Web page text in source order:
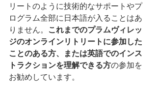
リートのように技術的なサポートやプ
ログラム全部に日本語が入ることはあ
りません。
これまでのプラムヴィレッ
ジのオンラインリトリートに参加した
ことのある方、または英語でのインス
トラクションを理解できる方の参加を
お勧めしています。